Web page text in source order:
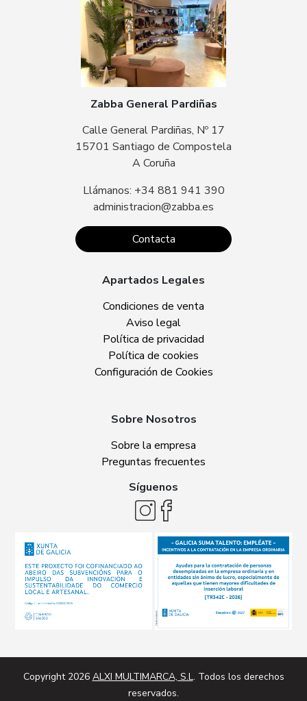
Zabba General Pardiñas
Calle General Pardiñas, Nº 17
15701 Santiago de Compostela
A Coruña
Llámanos: +34 881 941 390
administracion@zabba.es
Contacta
Apartados Legales
Condiciones de venta
Aviso legal
Política de privacidad
Política de cookies
Configuración de Cookies
Sobre Nosotros
Sobre la empresa
Preguntas frecuentes
Síguenos
Copyright 2026 ALXI MULTIMARCA, S.L. Todos los derechos
reservados.